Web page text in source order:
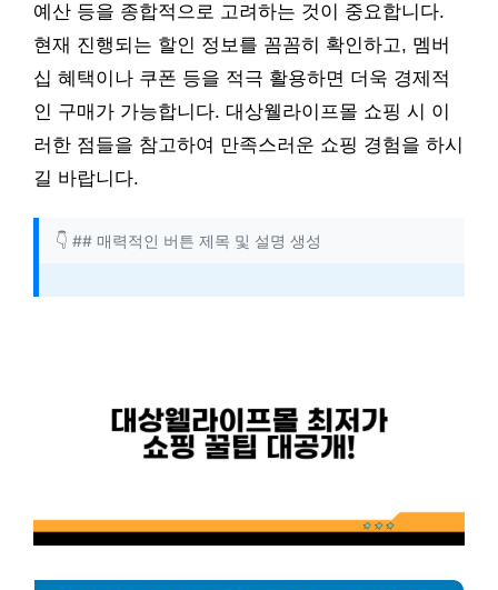
예산 등을 종합적으로 고려하는 것이 중요합니다.
현재 진행되는 할인 정보를 꼼꼼히 확인하고, 멤버
십 혜택이나 쿠폰 등을 적극 활용하면 더욱 경제적
인 구매가 가능합니다. 대상웰라이프몰 쇼핑 시 이
러한 점들을 참고하여 만족스러운 쇼핑 경험을 하시
길 바랍니다.
👇 ## 매력적인 버튼 제목 및 설명 생성